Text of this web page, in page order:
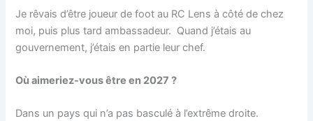
Je rêvais d’être joueur de foot au RC Lens à côté de chez
moi, puis plus tard ambassadeur. Quand j’étais au
gouvernement, j’étais en partie leur chef.
Où aimeriez-vous être en 2027 ?
Dans un pays qui n’a pas basculé à l’extrême droite.